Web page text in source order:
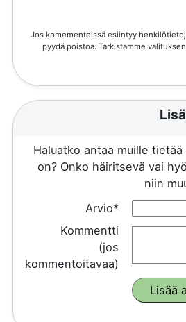
Jos komementeissä esiintyy
pyydä poistoa. Tarkistamme
Haluatko antaa muille
on? Onko häiritsevä vai
niin
Arvio*
Kommentti
(jos
kommentoitavaa)